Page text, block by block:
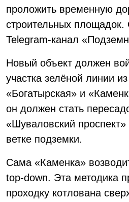
проложить временную
строительных
Telegram-канал
Новый объект должен
участка зелёной линии
«Богатырская» и
он должен стать
«Шуваловский
ветке подземки.
Сама «Каменка»
top-down. Эта методика
проходку котлована